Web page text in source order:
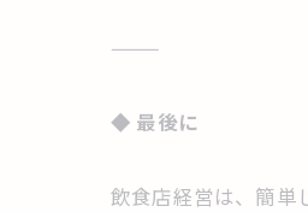
⸻
◆ 最後に
飲食店経営は、簡単